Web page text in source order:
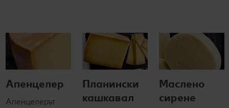
Апенцелер
Апенцелерът
Планински
кашкавал
Маслено
сирене